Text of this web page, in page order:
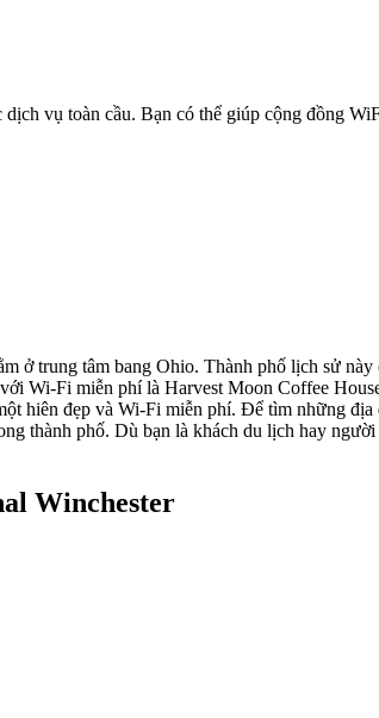
vụ toàn cầu. Bạn có thể giúp cộng đồng
ở trung tâm bang Ohio. Thành phố lịch sử
Wi-Fi miễn phí là Harvest Moon Coffee
hiên đẹp và Wi-Fi miễn phí. Để tìm những
thành phố. Dù bạn là khách du lịch hay
Winchester